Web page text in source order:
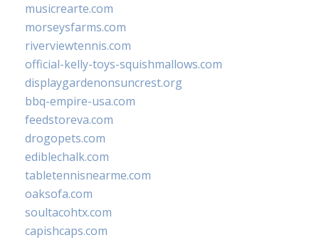
musicrearte.com
morseysfarms.com
riverviewtennis.com
official-kelly-toys-squishmallows.com
displaygardenonsuncrest.org
bbq-empire-usa.com
feedstoreva.com
drogopets.com
ediblechalk.com
tabletennisnearme.com
oaksofa.com
soultacohtx.com
capishcaps.com